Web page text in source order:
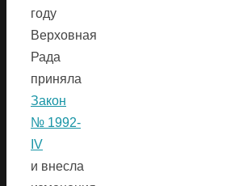
году
Верховная
Рада
приняла
Закон
№ 1992-
IV
и внесла